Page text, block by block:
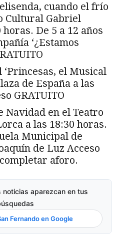
cuando el frío
Cultural Gabriel
horas. De 5 a 12 años
‘¿Estamos
el Musical
de España a las
GRATUITO
Navidad en el Teatro
a las 18:30 horas.
Municipal de
de Luz Acceso
aforo.
noticias aparezcan en tus
Fernando en Google